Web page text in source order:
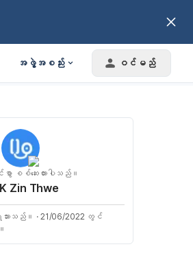
အဖွဲ့အစည်း ဝင်မည်
စွာ စစ်ဆေးထားပါသည်။
Zin Thwe
သားသည်။ · 21/06/2022 တွင်